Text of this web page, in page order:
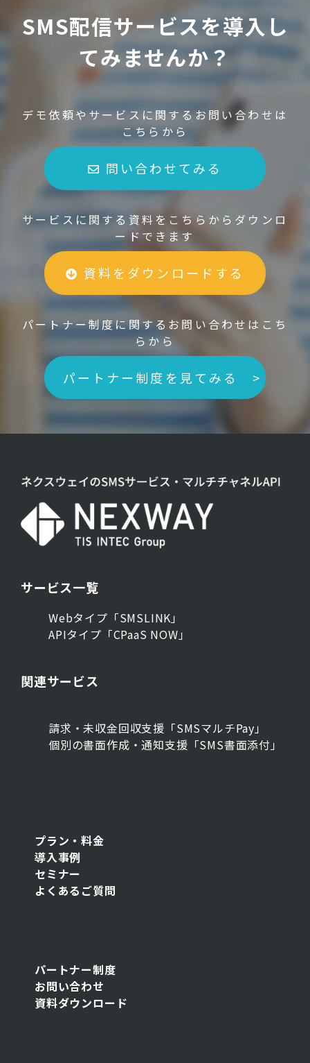
SMS配信サービスを導入し
てみませんか？
デモ依頼やサービスに関するお問い合わせは
こちらから
問い合わせてみる
サービスに関する資料をこちらからダウンロ
ードできます
資料をダウンロードする
パートナー制度に関するお問い合わせはこち
らから
パートナー制度を見てみる >
サービス一覧
Webタイプ「SMSLINK」
APIタイプ「CPaaS NOW」
関連サービス
請求・未収金回収支援「SMSマルチPay」
個別の書面作成・通知支援「SMS書面添付」
プラン・料金
導入事例
セミナー
よくあるご質問
パートナー制度
お問い合わせ
資料ダウンロード